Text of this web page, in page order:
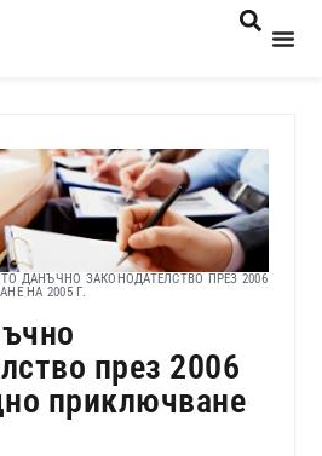
ДАНЪЧНО ЗАКОНОДАТЕЛСТВО ПРЕЗ 2006
НА 2005 Г.
през 2006
приключване